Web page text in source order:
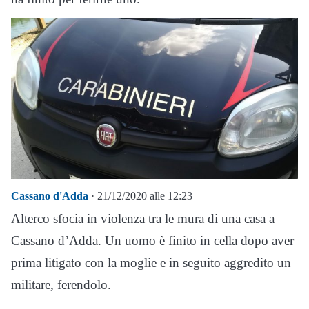
Cassano d'Adda · 21/12/2020 alle 12:23
Alterco sfocia in violenza tra le mura di una casa a
Cassano d’Adda. Un uomo è finito in cella dopo aver
prima litigato con la moglie e in seguito aggredito un
militare, ferendolo.